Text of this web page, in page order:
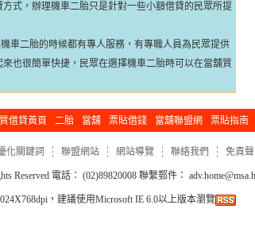
式，辦理機車二胎只是針對一些小額借貸的民眾所提
車二胎的時候都有專人服務，有專職人員為民眾提供
也很簡單快捷，民眾在選擇機車二胎時可以在當舖質
借貸黃頁 二胎 當舖 票貼借錢 當舖聯盟網 票貼指南
化關鍵詞 聯盟網站 網站導覽 聯絡我們 免責
Reserved 電話： (02)89820008 聯繫郵件：
，建議使用Microsoft IE 6.0以上版本瀏覽